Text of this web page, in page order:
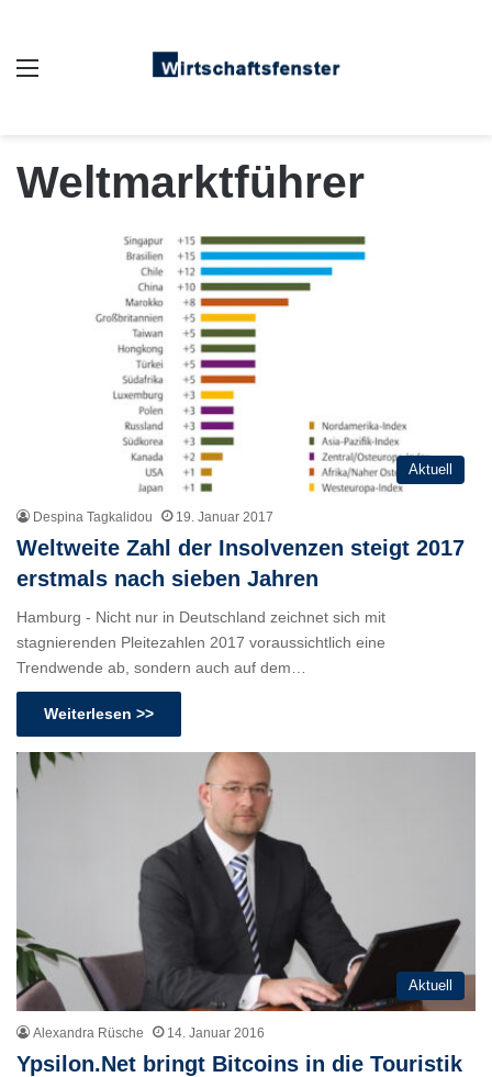
Weltmarktführer
Aktuell
Despina Tagkalidou 19. Januar 2017
Weltweite Zahl der Insolvenzen steigt 2017
erstmals nach sieben Jahren
Hamburg - Nicht nur in Deutschland zeichnet sich mit
stagnierenden Pleitezahlen 2017 voraussichtlich eine
Trendwende ab, sondern auch auf dem…
Weiterlesen >>
Aktuell
Alexandra Rüsche 14. Januar 2016
Ypsilon.Net bringt Bitcoins in die Touristik